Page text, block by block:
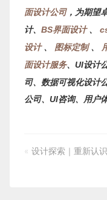
面设计公司，为期望
计、 BS界面设计、
设计、 图标定制、
面设计服务、 UI设计
司、数据可视化设计
公司、UI咨询、用户
« 设计探索｜重新认